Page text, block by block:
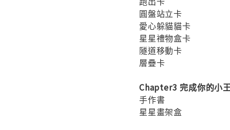
圓盤站立卡
愛心躲貓貓卡
星星禮物盒卡
隧道移動卡
層疊卡
Chapter3 完成你的小
手作書
星星畫架盒